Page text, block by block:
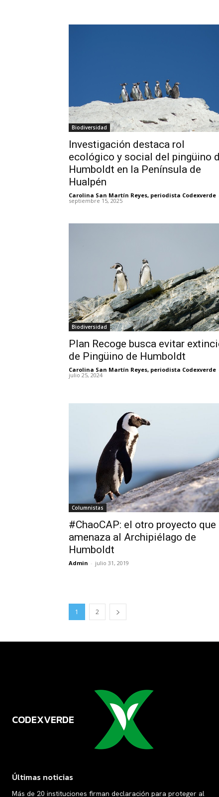
Biodiversidad
Investigación destaca rol
ecológico y social del pingüino
Humboldt en la Península de
Hualpén
Carolina San Martín Reyes, periodista Codexverde
septiembre 15, 2025
Biodiversidad
Plan Recoge busca evitar
de Pingüino de Humboldt
Carolina San Martín Reyes, periodista Codexverde
julio 25, 2024
Columnistas
#ChaoCAP: el otro proyecto que
amenaza al Archipiélago de
Humboldt
Admin - julio 31, 2019
1 2
CODEXVERDE
Últimas noticias
Más de 20 instituciones firman declaración para proteger al